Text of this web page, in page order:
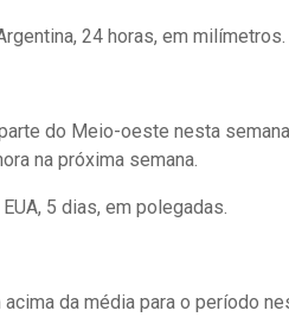
24 horas, em milímetros.
do Meio-oeste nesta
na próxima semana.
5 dias, em polegadas.
da média para o período